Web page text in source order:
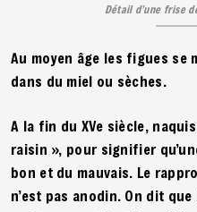
Détail d’une frise
Au moyen âge les figues
dans du miel ou sèches.
A la fin du XVe siècle,
raisin », pour signifier
bon et du mauvais. Le
n’est pas anodin. On dit